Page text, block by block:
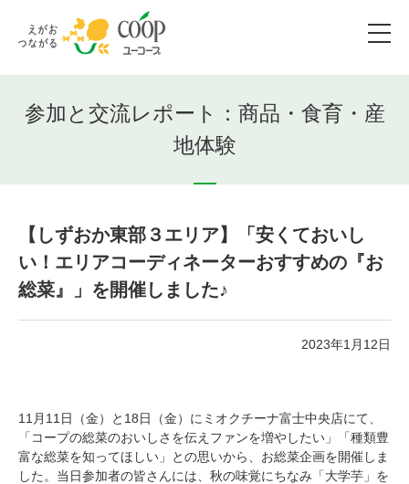
参加と交流レポート：商品・食育・産
地体験
【しずおか東部３エリア】「安くておいし
い！エリアコーディネーターおすすめの『お
総菜』」を開催しました♪
2023年1月12日
11月11日（金）と18日（金）にミオクチーナ富士中央店にて、
「コープの総菜のおいしさを伝えファンを増やしたい」「種類豊
富な総菜を知ってほしい」との思いから、お総菜企画を開催しま
した。当日参加者の皆さんには、秋の味覚にちなみ「大学芋」を